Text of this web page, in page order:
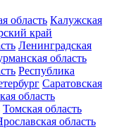
область Калужская
край
Ленинградская
область
Республика
Саратовская
область
Томская область
область